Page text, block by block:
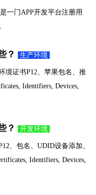
一门APP开发平台注册用
？ 生产环境
境证书P12、苹果包名、推
Identifiers, Devices,
？ 开发环境
、包名、UDID设备添加、
Identifiers, Devices,